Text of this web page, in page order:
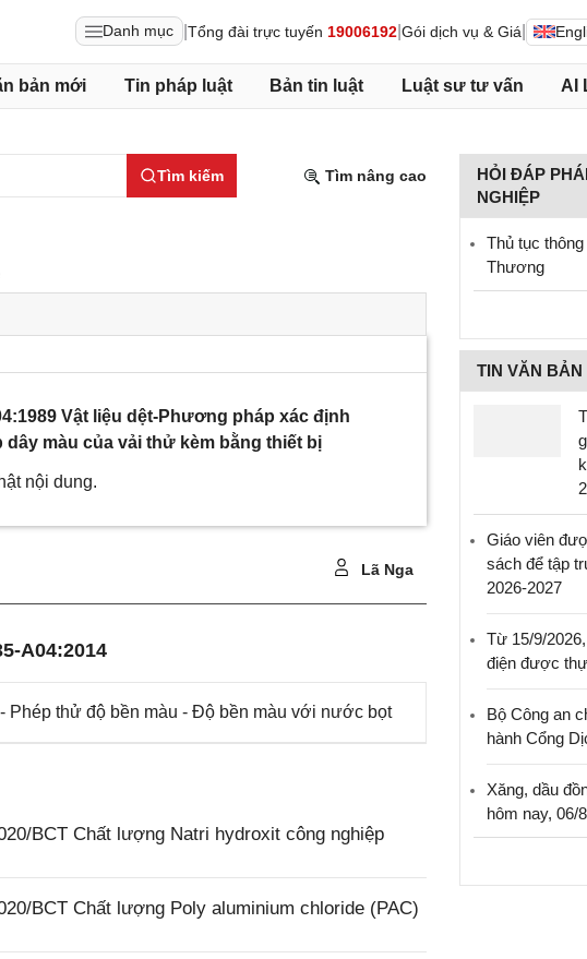
Danh mục Tổng đài trực tuyến 19006192 Gói dịch vụ & Giá
bản mới Tin pháp luật Bản tin luật Luật sư tư vấn AI
Tìm kiếm Tìm nâng cao
Vật liệu dệt-Phương pháp xác định
màu của vải thử kèm bằng thiết bị
nội dung.
Lã Nga
A04:2014
Phép thử độ bền màu - Độ bền màu với nước bọt
BCT Chất lượng Natri hydroxit công nghiệp
BCT Chất lượng Poly aluminium chloride (PAC)
HỎI ĐÁP
NGHIỆP
Thủ tục
Thương
TIN VĂN BẢN
Giáo viên
sách để tập
2026-2027
Từ 15/9/
điện được
Bộ Công an
hành Cổng
Xăng, dầu
hôm nay, 06/